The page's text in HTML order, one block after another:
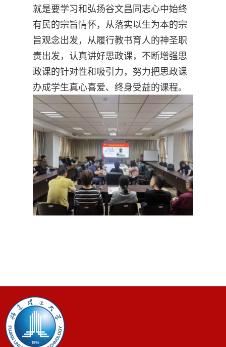
就是要学习和弘扬谷文昌同志心中始终
有民的宗旨情怀，从落实以生为本的宗
旨观念出发，从履行教书育人的神圣职
责出发，认真讲好思政课，不断增强思
政课的针对性和吸引力，努力把思政课
办成学生真心喜爱、终身受益的课程。